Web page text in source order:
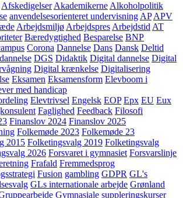
Afskedigelser Akademikerne Alkoholpolitik
anvendelsesorienteret undervisning AP APV
Arbejdsmiljø Arbejdspres Arbejdstid AT
Bæredygtighed Besparelse BNP
Corona Dannelse Dans Dansk Deltid
DGS Didaktik Digital dannelse Digital
Digital krænkelse Digitalisering
Eksamen Eksamensform Elevboom i
med handicap
Elevtrivsel Engelsk EOP Epx EU Eux
Faglighed Feedback Filosofi
Finanslov 2024 Finanslov 2025
Folkemøde 2023 Folkemøde 23
2015 Folketingsvalg 2019 Folketingsvalg
2026 Forsvaret i gymnasiet Forsvarslinje
Frafald Fremmedsprog
Fusion gambling GDPR GL's
GLs internationale arbejde Grønland
Gymnasiale suppleringskurser